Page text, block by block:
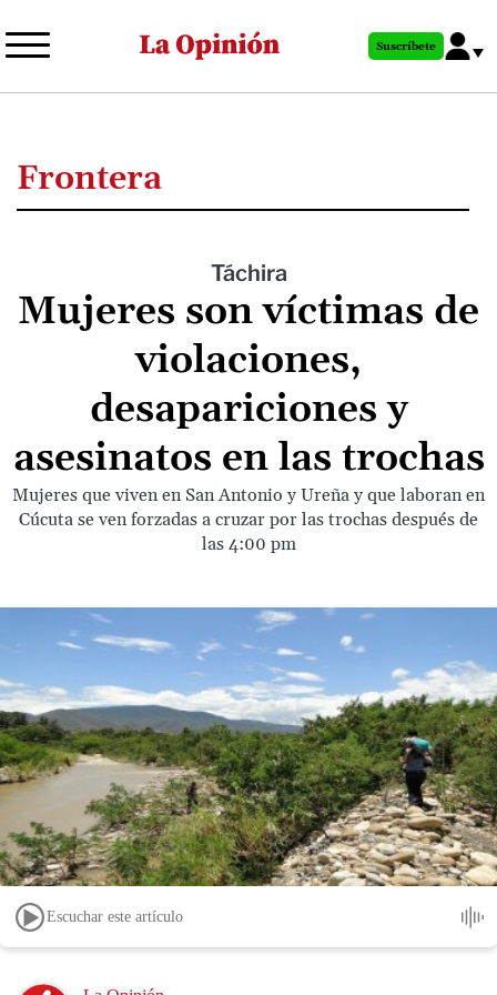
al
principal
Suscríbete
Frontera
Táchira
Mujeres son víctimas de
violaciones,
desapariciones y
asesinatos en las trochas
Mujeres que viven en San Antonio y Ureña y que laboran en
Cúcuta se ven forzadas a cruzar por las trochas después de
las 4:00 pm
Escuchar este artículo